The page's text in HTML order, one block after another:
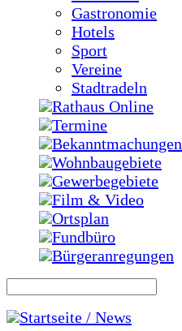
Gastronomie
Hotels
Sport
Vereine
Stadtradeln
Rathaus Online
Termine
Bekanntmachungen
Wohnbaugebiete
Gewerbegebiete
Film & Video
Ortsplan
Fundbüro
Bürgeranregungen
Startseite / News